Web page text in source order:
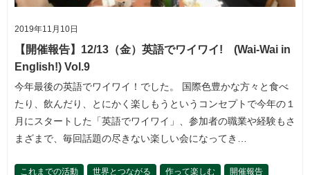
2019年11月10日
【開催報告】12/13（金）英語でワイワイ! (Wai-Wai in
English!) Vol.9
今年最後の英語でワイワイ！でした。 国際色豊かな方々と食べ
たり、飲んだり、とにかく楽しもうというコンセプトで今年の１
月にスタートした「英語でワイワイ」、参加者の職業や経験もさ
まざまで、毎回話題の尽きない楽しい会になってき…
これまでの活動 世界とつながる 作って楽しむ 開催報告